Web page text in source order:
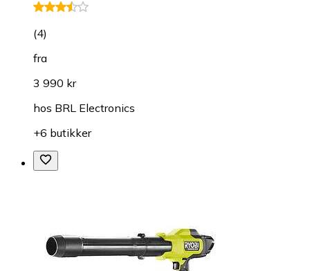
(4)
fra
3 990 kr
hos BRL Electronics
+6 butikker